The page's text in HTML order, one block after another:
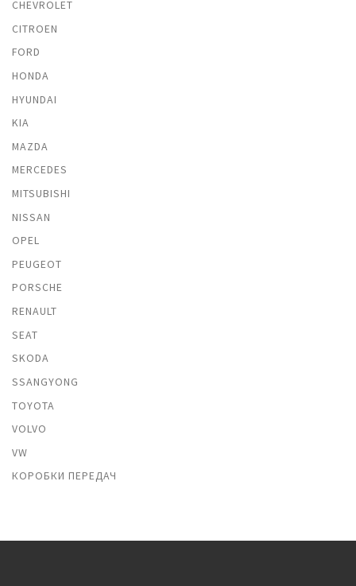
CHEVROLET
CITROEN
FORD
HONDA
HYUNDAI
KIA
MAZDA
MERCEDES
MITSUBISHI
NISSAN
OPEL
PEUGEOT
PORSCHE
RENAULT
SEAT
SKODA
SSANGYONG
TOYOTA
VOLVO
VW
КОРОБКИ ПЕРЕДАЧ